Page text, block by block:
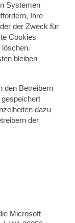
Systemen
Ihre
der Zweck für
Cookies
bleiben
den Betreibern
dazu
der
Microsoft